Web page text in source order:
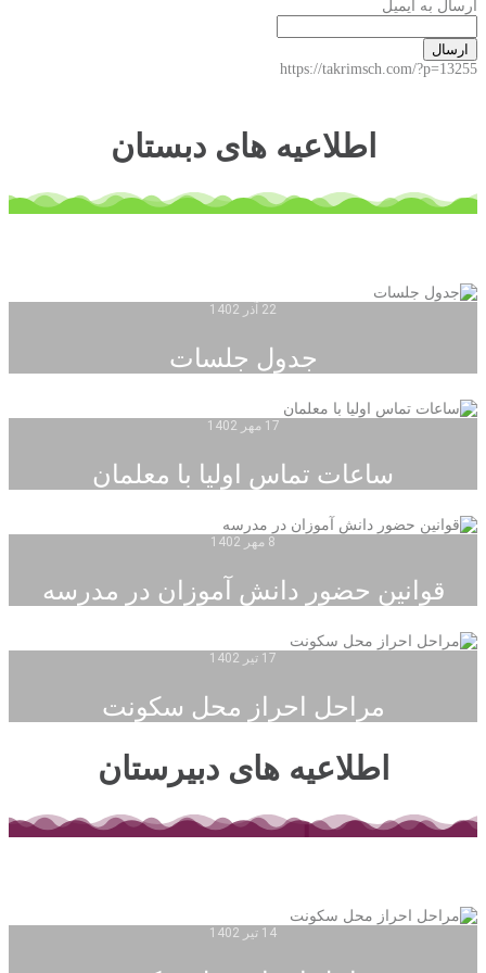
ارسال به ایمیل
ارسال
https://takrimsch.com/?p=13255
اطلاعیه های دبستان
22 آذر 1402
جدول جلسات
17 مهر 1402
ساعات تماس اولیا با معلمان
8 مهر 1402
قوانین حضور دانش آموزان در مدرسه
17 تیر 1402
مراحل احراز محل سکونت
اطلاعیه های دبیرستان
14 تیر 1402